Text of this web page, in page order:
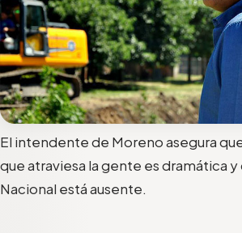
El intendente de Moreno asegura
que atraviesa la gente es dramática y
Nacional está ausente.